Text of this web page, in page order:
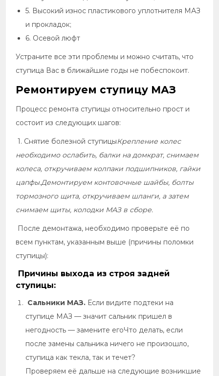
5. Высокий износ пластикового уплотнителя МАЗ
и прокладок;
6. Осевой люфт
Устраните все эти проблемы и можно считать, что
ступица Вас в ближайшие годы не побеспокоит.
Ремонтируем ступицу МАЗ
Процесс ремонта ступицы относительно прост и
состоит из следующих шагов:
1. Снятие болезной ступицыКрепление колес
необходимо ослабить, балки на домкрат, снимаем
колеса, откручиваем колпаки подшипников, гайки
цапфы.Демонтируем контовочные шайбы, болты
тормозного щита, откручиваем шланги, а затем
снимаем щиты, колодки МАЗ в сборе.
После демонтажа, необходимо проверьте её по
всем пунктам, указанным выше (причины поломки
ступицы):
Причины выхода из строя задней
ступицы:
Сальники МАЗ. Если видите подтеки на
ступице МАЗ — значит сальник пришел в
негодность — замените егоЧто делать, если
после замены сальника ничего не произошло,
ступица как текла, так и течет?
Проверяем её дальше на следующие возникшие